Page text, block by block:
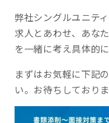
弊社シングルユニテ
求人とあわせ、あな
を一緒に考え具体的
まずはお気軽に下記
い。お待ちしておりま